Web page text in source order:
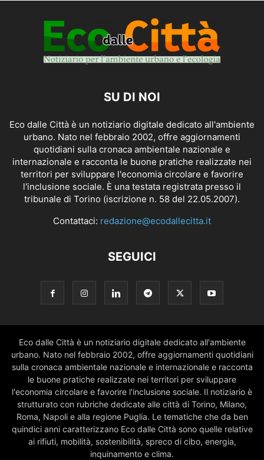
SU DI NOI
Eco dalle Città è un notiziario digitale dedicato all'ambiente
urbano. Nato nel febbraio 2002, offre aggiornamenti
quotidiani sulla cronaca ambientale nazionale e
internazionale e racconta le buone pratiche realizzate nei
territori per sviluppare l'economia circolare e favorire
l'inclusione sociale. È una testata registrata presso il
tribunale di Torino (iscrizione n. 58 del 22.05.2007).
Contattaci: redazione@ecodallecitta.it
SEGUICI
Eco dalle Città è un notiziario digitale dedicato all'ambiente
urbano. Nato nel febbraio 2002, offre aggiornamenti quotidiani
sulla cronaca ambientale nazionale e internazionale e racconta
le buone pratiche realizzate nei territori per sviluppare
l'economia circolare e favorire l'inclusione sociale. Il notiziario è
strutturato con rubriche dedicate alle città di Torino, Milano,
Roma, Napoli e alla regione Puglia. Le tematiche che da ben
quindici anni caratterizzano Eco dalle Città sono quelle relative
ai rifiuti, mobilità, sostenibilità, spreco di cibo, energia,
inquinamento e clima.